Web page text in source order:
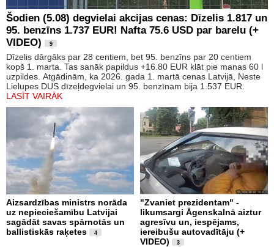
Šodien (5.08) degvielai akcijas cenas: Dīzelis 1.817 un
95. benzīns 1.737 EUR! Nafta 75.6 USD par barelu (+
VIDEO)
9
Dīzelis dārgāks par 28 centiem, bet 95. benzīns par 20 centiem
kopš 1. marta. Tas sanāk papildus +16.80 EUR klāt pie manas 60 l
uzpildes. Atgādinām, ka 2026. gada 1. martā cenas Latvijā, Neste
Lielupes DUS dīzeļdegvielai un 95. benzīnam bija 1.537 EUR.
LASĪT VAIRĀK
Aizsardzības ministrs norāda
uz nepieciešamību Latvijai
sagādāt savas spārnotās un
ballistiskās raķetes
4
"Zvaniet prezidentam" -
likumsargi Āgenskalnā aiztur
agresīvu un, iespējams,
iereibušu autovadītāju (+
VIDEO)
3